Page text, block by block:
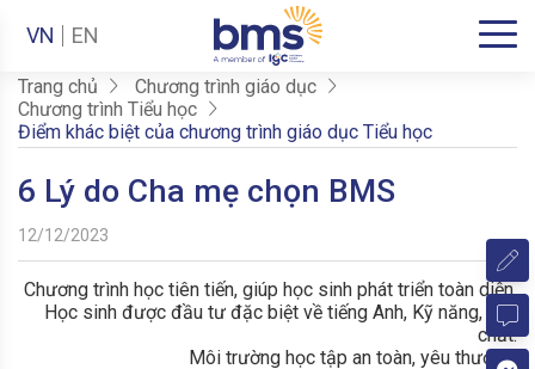
VN EN
Trang chủ
Chương trình giáo dục
Chương trình Tiểu học
Điểm khác biệt của chương trình giáo dục Tiểu học
6 Lý do Cha mẹ chọn BMS
12/12/2023
Chương trình học tiên tiến, giúp học sinh phát triển toàn diện.
Học sinh được đầu tư đặc biệt về tiếng Anh, Kỹ năng, Thể
chất.
Môi trường học tập an toàn, yêu thương.